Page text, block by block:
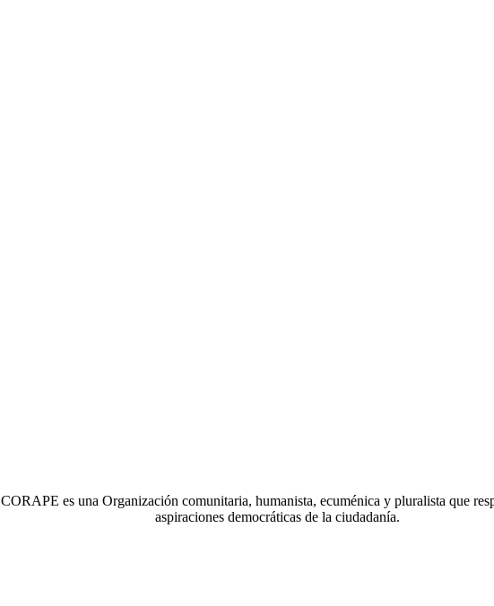
CORAPE es una Organización comunitaria, humanista, ecuménica y pluralista que
aspiraciones democráticas de la ciudadanía.